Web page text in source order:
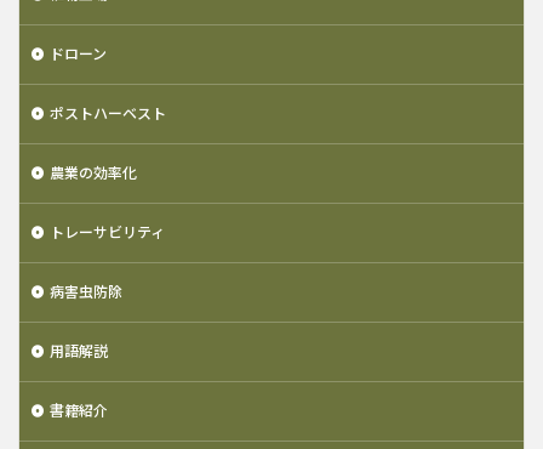
ドローン
ポストハーベスト
農業の効率化
トレーサビリティ
病害虫防除
用語解説
書籍紹介